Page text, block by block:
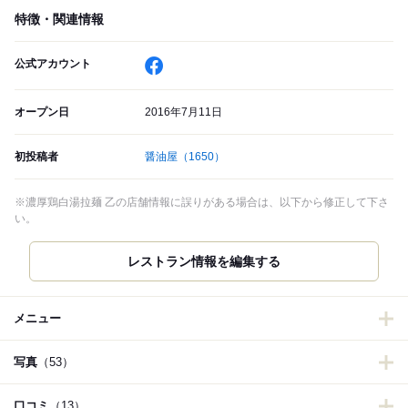
特徴・関連情報
公式アカウント
オープン日 2016年7月11日
初投稿者 醤油屋 （1650）
※濃厚鶏白湯拉麺 乙の店舗情報に誤りがある場合は、以下から修正して下さ
い。
メニュー
写真 （53）